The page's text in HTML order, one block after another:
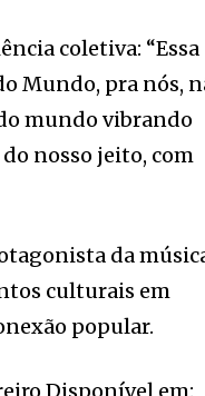
coletiva: “Essa
Mundo, pra nós,
mundo vibrando
do nosso jeito, com
da
culturais em
popular.